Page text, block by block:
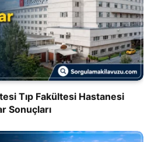
Tıp Fakültesi Hastanesi
Sonuçları